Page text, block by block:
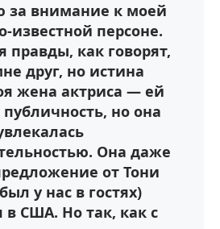
за внимание к моей
известной персоне.
правды, как говорят,
друг, но истина
жена актриса — ей
но она
Она даже
от Тони
у нас в гостях)
в США. Но так, как с